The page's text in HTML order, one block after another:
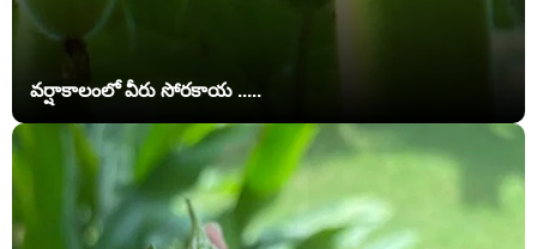
వర్షాకాలంలో వీరు సోరకాయ .....